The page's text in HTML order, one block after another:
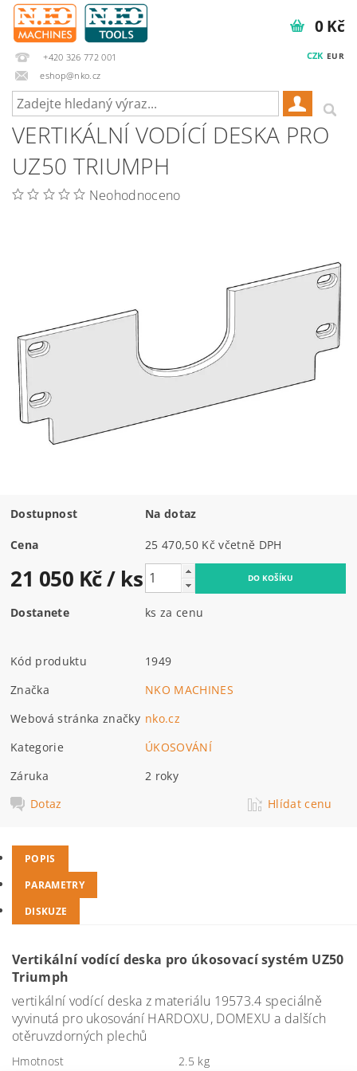
+420 326 772 001
eshop@nko.cz
CZK EUR
0 Kč
VERTIKÁLNÍ VODÍCÍ DESKA PRO
UZ50 TRIUMPH
Neohodnoceno
Dostupnost Na dotaz
Cena 25 470,50 Kč včetně DPH
21 050 Kč/ ks
Dostanete ks za cenu
Kód produktu
1949
Značka
NKO MACHINES
Webová stránka značky nko.cz
Kategorie
ÚKOSOVÁNÍ
Záruka
2 roky
Dotaz
Hlídat cenu
POPIS
PARAMETRY
DISKUZE
Vertikální vodící deska pro úkosovací systém UZ50
Triumph
vertikální vodící deska z materiálu 19573.4 speciálně
vyvinutá pro ukosování HARDOXU, DOMEXU a dalších
otěruvzdorných plechů
Hmotnost 2.5 kg